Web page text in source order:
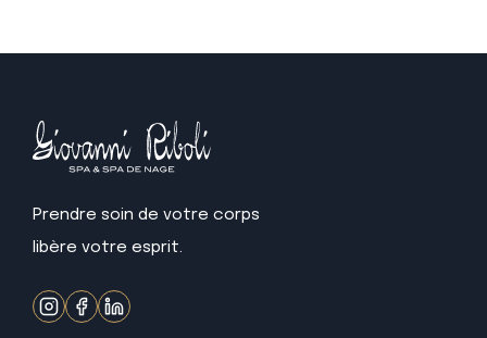
Prendre soin de votre corps
libère votre esprit.